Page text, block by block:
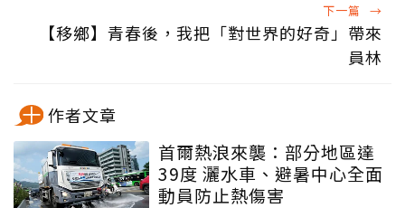
下一篇 →
【移鄉】青春後，我把「對世界的好奇」帶來
員林
作者文章
首爾熱浪來襲：部分地區達
39度 灑水車、避暑中心全面
動員防止熱傷害